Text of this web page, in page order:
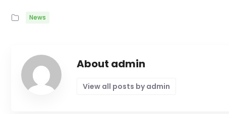
News
About admin
View all posts by admin